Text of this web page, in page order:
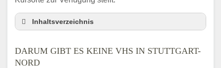
Inhaltsverzeichnis
3 schnelle Tipps
DARUM GIBT ES KEINE VHS IN STUTTGART-
NORD